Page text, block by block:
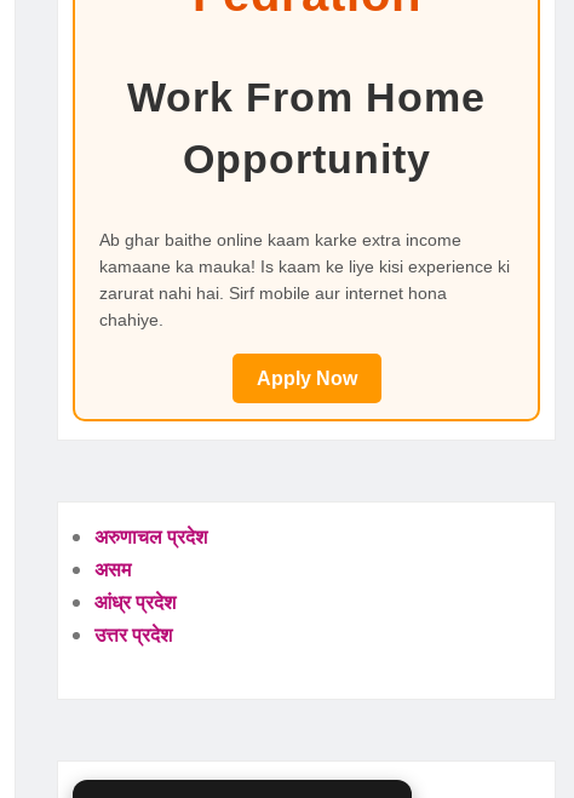
Work From Home
Opportunity
Ab ghar baithe online kaam karke extra income
kamaane ka mauka! Is kaam ke liye kisi experience ki
zarurat nahi hai. Sirf mobile aur internet hona
chahiye.
Apply Now
अरुणाचल प्रदेश
असम
आंध्र प्रदेश
उत्तर प्रदेश